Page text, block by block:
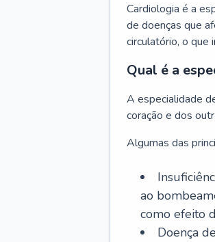
Cardiologia é a
de doenças que
circulatório, o que
Qual é a
A especialidade
coração e dos
Algumas das
ao
como efeito
Doença